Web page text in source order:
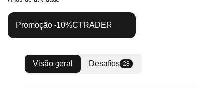
Promoção -10%CTRADER
Visão geral Desafios 28